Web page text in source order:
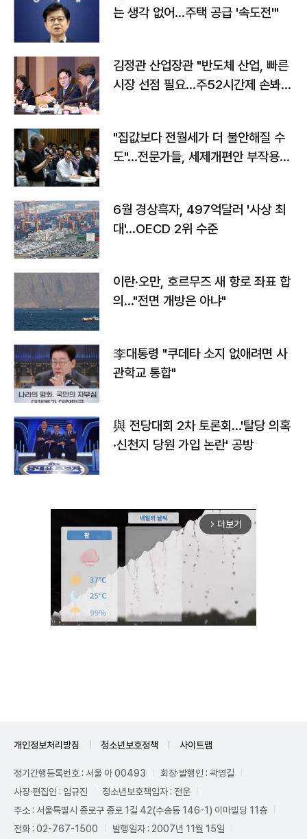
는 생각 없어…주택 공급 '속도전'"
김정관 산업장관 "반도체 산업, 빠른
시장 선점 필요…주52시간제 손봐
"집값보다 전월세가 더 불안해질 수
도"…전문가들, 세제개편안 부작용
6월 경상흑자, 497억달러 '사상 최
대'…OECD 2위 수준
이란·오만, 호르무즈 새 항로 좌표 합
의…"전면 개방은 아냐"
李대통령 "쿠데타 소지 없애려면 사
관학교 통합"
與 전당대회 2차 토론회…'탈당 의혹
·신천지 당원 가입 논란' 공방
arrow_forward_ios 더보기
개인정보처리방침 청소년보호정책 사이트맵
정기간행등록번호 : 서울 아 00493
회장·발행인 : 곽영길
사장·편집인 : 임규진
청소년보호책임자 : 전운
주소 : 서울특별시 종로구 종로 1길 42(수송동 146-1) 이마빌딩 11층
전화 : 02-767-1500
발행일자 : 2007년 11월 15일